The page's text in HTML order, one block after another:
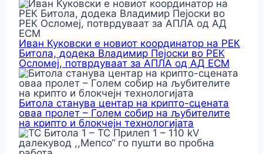
Иван Куковски е новиот координатор на РЕК
Битола, додека Владимир Пејоски во РЕК
Осломеј, потврдуваат за АПЛА од АД ЕСМ
Битола станува центар на крипто-сцената
оваа пролет – Голем собир на љубителите
на крипто и блокчејн технологијата